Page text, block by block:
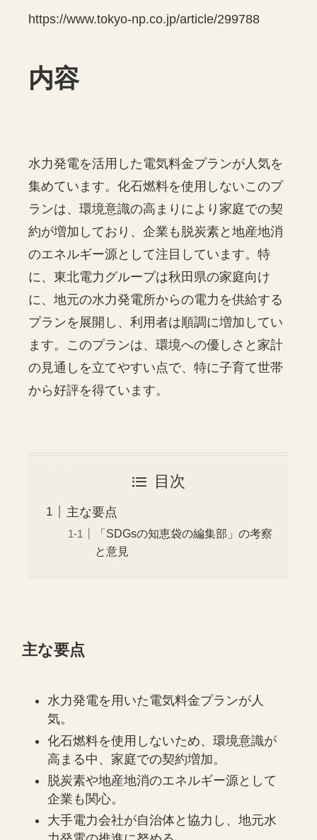
https://www.tokyo-np.co.jp/article/299788
内容
水力発電を活用した電気料金プランが人気を
集めています。化石燃料を使用しないこのプ
ランは、環境意識の高まりにより家庭での契
約が増加しており、企業も脱炭素と地産地消
のエネルギー源として注目しています。特
に、東北電力グループは秋田県の家庭向け
に、地元の水力発電所からの電力を供給する
プランを展開し、利用者は順調に増加してい
ます。このプランは、環境への優しさと家計
の見通しを立てやすい点で、特に子育て世帯
から好評を得ています。
目次
主な要点
「SDGsの知恵袋の編集部」の考察
と意見
主な要点
水力発電を用いた電気料金プランが人
気。
化石燃料を使用しないため、環境意識が
高まる中、家庭での契約増加。
脱炭素や地産地消のエネルギー源として
企業も関心。
大手電力会社が自治体と協力し、地元水